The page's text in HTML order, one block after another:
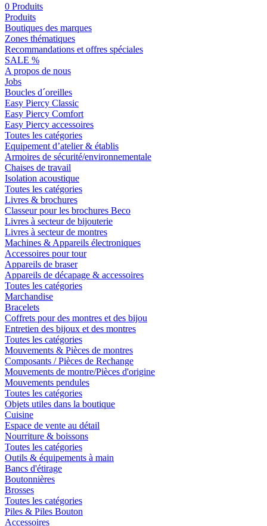
0 Produits
Produits
Boutiques des marques
Zones thématiques
Recommandations et offres spéciales
SALE %
A propos de nous
Jobs
Boucles d´oreilles
Easy Piercy Classic
Easy Piercy Comfort
Easy Piercy accessoires
Toutes les catégories
Equipement d’atelier & établis
Armoires de sécurité/environnementale
Chaises de travail
Isolation acoustique
Toutes les catégories
Livres & brochures
Classeur pour les brochures Beco
Livres à secteur de bijouterie
Livres à secteur de montres
Machines & Appareils électroniques
Accessoires pour tour
Appareils de braser
Appareils de décapage & accessoires
Toutes les catégories
Marchandise
Bracelets
Coffrets pour des montres et des bijou
Entretien des bijoux et des montres
Toutes les catégories
Mouvements & Pièces de montres
Composants / Pièces de Rechange
Mouvements de montre/Pièces d'origine
Mouvements pendules
Toutes les catégories
Objets utiles dans la boutique
Cuisine
Espace de vente au détail
Nourriture & boissons
Toutes les catégories
Outils & équipements à main
Bancs d'étirage
Boutonnières
Brosses
Toutes les catégories
Piles & Piles Bouton
Accessoires